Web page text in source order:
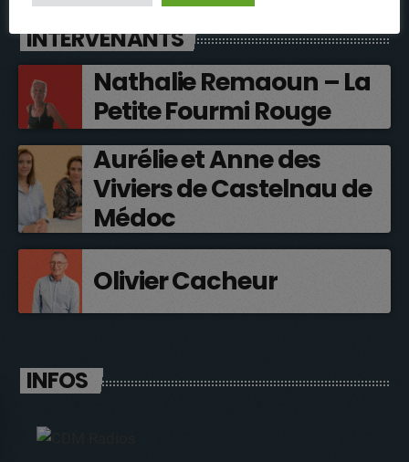
INTERVENANTS
Nathalie Remaoun – La
Petite Fourmi Rouge
Aurélie et Anne des
Viviers de Castelnau de
Médoc
Olivier Cacheur
INFOS